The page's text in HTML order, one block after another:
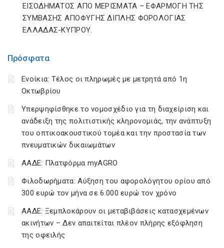
Πρόσφατα
Ενοίκια: Τέλος οι πληρωμές με μετρητά από 1η
Οκτωβρίου
Υπερψηφίσθηκε το νομοσχέδιο για τη διαχείριση και
ανάδειξη της πολιτιστικής κληρονομιάς, την ανάπτυξη
του οπτικοακουστικού τομέα και την προστασία των
πνευματικών δικαιωμάτων
ΑΑΔΕ: Πλατφόρμα myAGRO
Φιλοδωρήματα: Αύξηση του αφορολόγητου ορίου από
300 ευρώ τον μήνα σε 6.000 ευρώ τον χρόνο
ΑΑΔΕ: Ξεμπλοκάρουν οι μεταβιβάσεις κατασχεμένων
ακινήτων – Δεν απαιτείται πλέον πλήρης εξόφληση
της οφειλής
ΕΙΣΟΔΗΜΑΤΟΣ ΑΠΟ ΜΕΡΙΣΜΑΤΑ – ΕΦΑΡΜΟΓΗ ΤΗΣ
ΣΥΜΒΑΣΗΣ ΑΠΟΦΥΓΗΣ ΔΙΠΛΗΣ ΦΟΡΟΛΟΓΙΑΣ
ΕΛΛΑΔΑΣ-ΚΥΠΡΟΥ.